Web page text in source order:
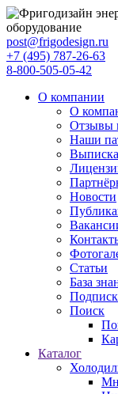
post@frigodesign.ru
+7 (495) 787-26-63
8-800-505-05-42
О компании
О
Отзывы
Наши
Новости
Статьи
База
Поиск
Каталог